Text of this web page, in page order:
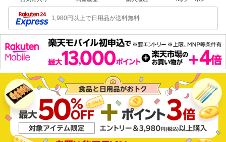
1,980円以上で日用品が送料無料